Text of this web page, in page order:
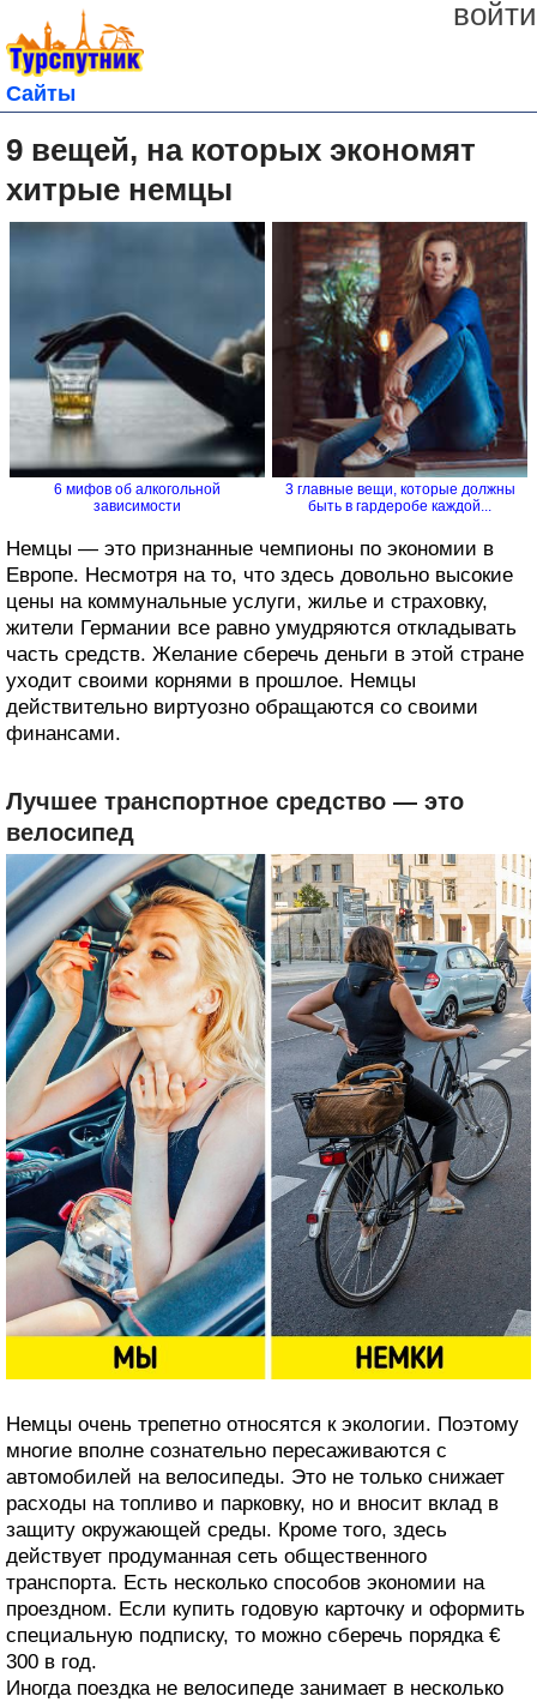
войти
Сайты
9 вещей, на которых экономят
хитрые немцы
6 мифов об алкогольной
зависимости
3 главные вещи, которые должны
быть в гардеробе каждой...
Немцы — это признанные чемпионы по экономии в
Европе. Несмотря на то, что здесь довольно высокие
цены на коммунальные услуги, жилье и страховку,
жители Германии все равно умудряются откладывать
часть средств. Желание сберечь деньги в этой стране
уходит своими корнями в прошлое. Немцы
действительно виртуозно обращаются со своими
финансами.
Лучшее транспортное средство — это
велосипед
Немцы очень трепетно относятся к экологии. Поэтому
многие вполне сознательно пересаживаются с
автомобилей на велосипеды. Это не только снижает
расходы на топливо и парковку, но и вносит вклад в
защиту окружающей среды. Кроме того, здесь
действует продуманная сеть общественного
транспорта. Есть несколько способов экономии на
проездном. Если купить годовую карточку и оформить
специальную подписку, то можно сберечь порядка €
300 в год.
Иногда поездка не велосипеде занимает в несколько